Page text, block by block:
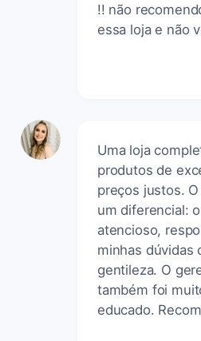
!! não
essa loja e não
Uma loja
produtos de
preços justos.
um diferencial:
atencioso,
minhas dúvidas
gentileza. O
também foi
educado.